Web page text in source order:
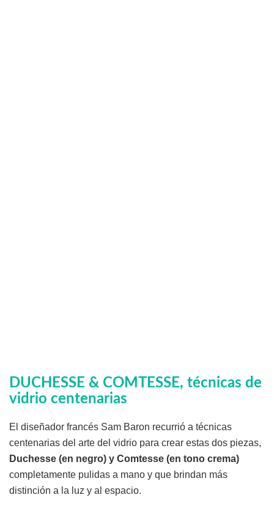
DUCHESSE & COMTESSE, técnicas de
vidrio centenarias
El diseñador francés Sam Baron recurrió a técnicas
centenarias del arte del vidrio para crear estas dos piezas,
Duchesse (en negro) y Comtesse (en tono crema)
completamente pulidas a mano y que brindan más
distinción a la luz y al espacio.